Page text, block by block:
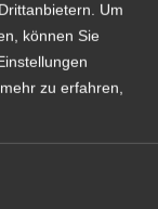
Um
können Sie
zu erfahren,